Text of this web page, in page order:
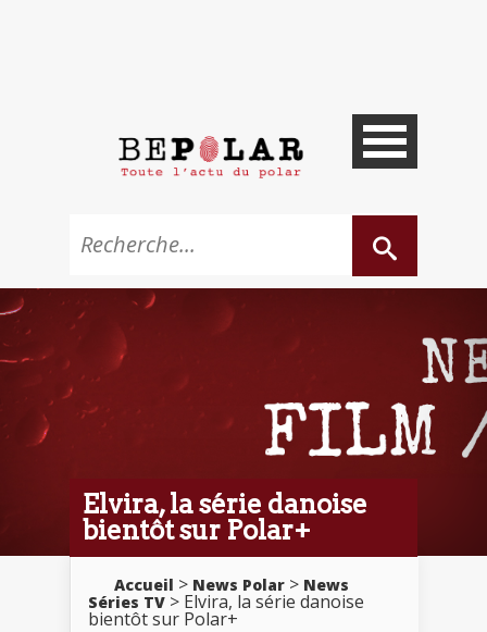
Elvira, la série danoise
bientôt sur Polar+
Accueil > News Polar > News
Séries TV > Elvira, la série danoise
bientôt sur Polar+